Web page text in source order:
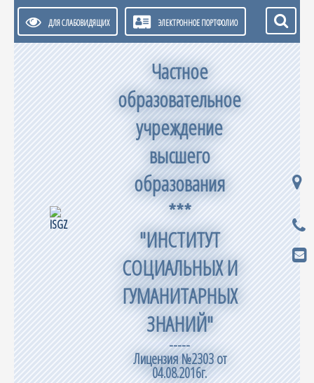
ДЛЯ СЛАБОВИДЯЩИХ ЭЛЕКТРОННОЕ ПОРТФОЛИО
Частное
образовательное
учреждение
высшего
образования
***
"ИНСТИТУТ
СОЦИАЛЬНЫХ И
ГУМАНИТАРНЫХ
ЗНАНИЙ"
-----
Лицензия №2303 от
04.08.2016г.